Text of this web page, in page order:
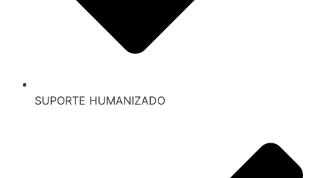
SUPORTE HUMANIZADO